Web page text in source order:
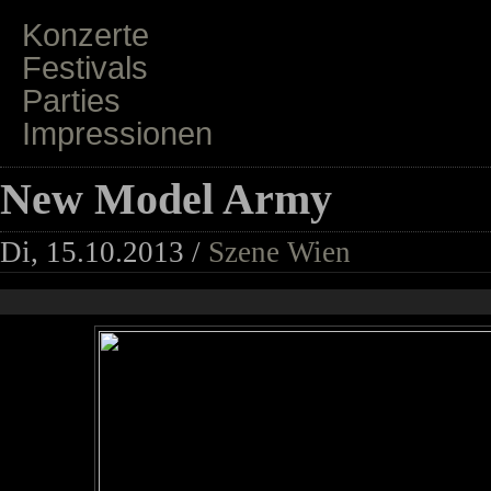
Konzerte
Festivals
Parties
Impressionen
New Model Army
Di, 15.10.2013 / Szene Wien